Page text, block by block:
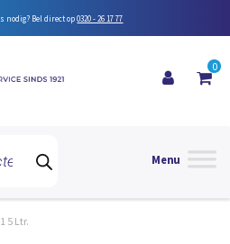
nodig? Bel direct op0320 - 26 17 77
0
5 Ltr.